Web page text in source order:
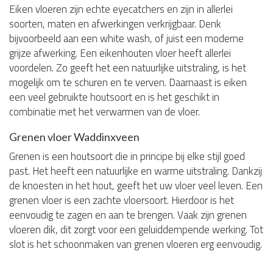
Eiken vloeren zijn echte eyecatchers en zijn in allerlei
soorten, maten en afwerkingen verkrijgbaar. Denk
bijvoorbeeld aan een white wash, of juist een moderne
grijze afwerking. Een eikenhouten vloer heeft allerlei
voordelen. Zo geeft het een natuurlijke uitstraling, is het
mogelijk om te schuren en te verven. Daarnaast is eiken
een veel gebruikte houtsoort en is het geschikt in
combinatie met het verwarmen van de vloer.
Grenen vloer Waddinxveen
Grenen is een houtsoort die in principe bij elke stijl goed
past. Het heeft een natuurlijke en warme uitstraling. Dankzij
de knoesten in het hout, geeft het uw vloer veel leven. Een
grenen vloer is een zachte vloersoort. Hierdoor is het
eenvoudig te zagen en aan te brengen. Vaak zijn grenen
vloeren dik, dit zorgt voor een geluiddempende werking. Tot
slot is het schoonmaken van grenen vloeren erg eenvoudig.